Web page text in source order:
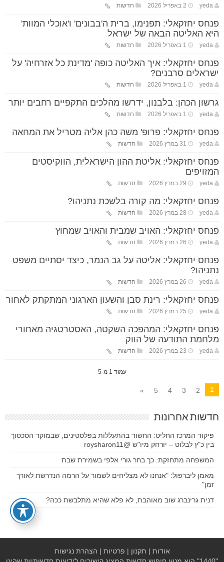
yeda 2 באפריל 2026 חדשות
פנחס יחזקאלי: תפנימו, ברית ה'בבונים' ו'אוכלי המוות'
היא האליטה הבאה של ישראל
yeda 1 באפריל 2026 חדשות
פנחס יחזקאלי: איך האליטה כופה 'מדינת כל אזרחיה' על
ישראלים סרבנים?
yeda 1 באפריל 2026 חדשות
גרשון הכהן: בלבנון, ידרשו מהלכים התקפיים רחבים יותר
yeda 1 באפריל 2026 חדשות
פנחס יחזקאלי: פרופ' משה כהן אליה מטריל את המחאה
yeda 31 במרץ 2026 חדשות
פנחס יחזקאלי: אליטת ההון הישראלית, הווקיסטים
המזויפים
yeda 29 במרץ 2026 חדשות
פנחס יחזקאלי: מה קורה בלשכת נתניהו?
yeda 28 במרץ 2026 חדשות
פנחס יחזקאלי: האויב שמבית והאויב שמחוץ
yeda 26 במרץ 2026 חדשות
פנחס יחזקאלי: אליטה על גב הנמר, כיצד יסתיים משפט
נתניהו?
yeda 26 במרץ 2026 חדשות
פנחס יחזקאלי: רינת סבן והשעון הארגוני המתקתק לאחור
yeda 25 במרץ 2026 חדשות
פנחס יחזקאלי: המהפכה השקטה, האסטרטגיה מאחורי
מלחמת התודעה של הווק
yeda 23 במרץ 2026 חדשות
עמוד 1 מ-5
1
2
3
4
5
»
חדשות אחרונות
פיקוד המרכז החליט: החשוד בהתעללות בפלסטינים, שבמוקד הסכסוך
בין כ"ץ לבלוט – יורחק מיו"ש @roysharon11
המשפחה מתחזקת: כך בחר גורי אלפי בשמירת שבת
מאמן ליברפול: "אנחנו לא מצליחים לשמור על הרמה הנדרשת לאורך
זמן"
דנית גרינברג שוב מאוהבת, לא פלא שהיא מתלבשת ככה?
אודות | תקנון | פרטיות | הצהרת נגישות